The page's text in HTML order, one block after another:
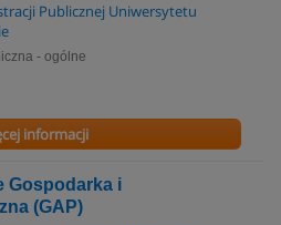
Publicznej Uniwersytetu
- ogólne
informacji
Gospodarka i
(GAP)